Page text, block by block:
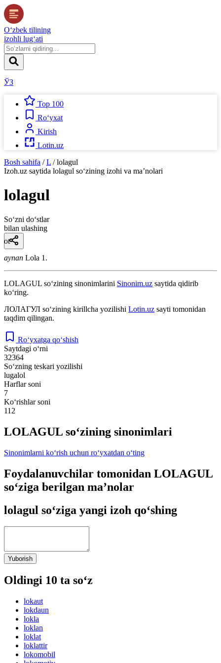
O‘zbek tilining
izohli lug‘ati
ЎЗ
Top 100
Ro‘yxat
Kirish
Lotin.uz
Bosh sahifa / L / lolagul
Izoh.uz saytida lolagul so‘zining izohi va ma’nolari
lolagul
So‘zni do‘stlar
bilan ulashing
ot
aynan Lola 1.
LOLAGUL so‘zining sinonimlarini Sinonim.uz saytida qidirib
ko‘ring.
ЛОЛАГУЛ so‘zining kirillcha yozilishi Lotin.uz sayti tomonidan
taqdim qilingan.
Ro‘yxatga qo‘shish
Saytdagi o‘rni
32364
So‘zning teskari yozilishi
lugalol
Harflar soni
7
Ko‘rishlar soni
112
LOLAGUL so‘zining sinonimlari
Sinonimlarni ko‘rish uchun ro‘yxatdan o‘ting
Foydalanuvchilar tomonidan LOLAGUL
so‘ziga berilgan ma’nolar
lolagul so‘ziga yangi izoh qo‘shing
Yuborish
Oldingi 10 ta so‘z
lokaut
lokdaun
lokla
loklan
loklat
loklattir
lokomobil